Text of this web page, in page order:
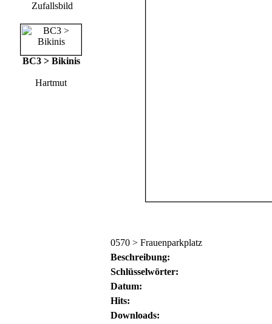
Zufallsbild
BC3 > Bikinis
Hartmut
0570 > Frauenparkplatz
Beschreibung:
Schlüsselwörter:
Datum:
Hits:
Downloads: